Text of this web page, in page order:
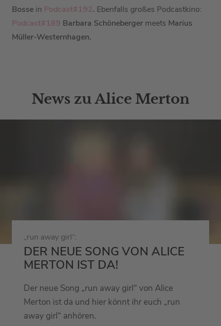
Bosse in Podcast#192. Ebenfalls großes Podcastkino:
Podcast#189 Barbara Schöneberger meets Marius
Müller-Westernhagen.
News zu Alice Merton
„run away girl“:
DER NEUE SONG VON ALICE
MERTON IST DA!
Der neue Song „run away girl“ von Alice
Merton ist da und hier könnt ihr euch „run
away girl“ anhören.